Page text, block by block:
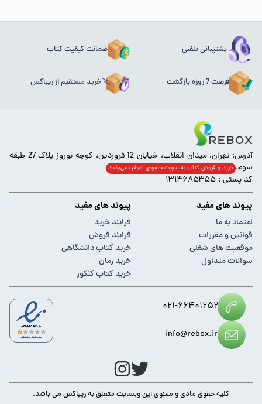
پشتیبانی تلفنی ضمانت کیفیت کتاب
فرصت 7 روزه بازگشت خرید مستقیم از ریباکس
آدرس: تهران، میدان انقلاب، خیابان 12 فروردین، کوچه نوروز پلاک 27 طبقه
سوم. خرید و فروش کتاب به صورت حضوری انجام‌ نمی‌پذیرد
کد پستی : ۱۳۱۴۶۸۵۳۵۵
پیوند های مفید
اعتماد به ما
قوانین و مقررات
موقعیت های شغلی
سوالات متداول
پیوند های مفید
فرایند خرید
فرایند فروش
خرید کتاب دانشگاهی
خرید رمان
خرید کتاب کنکور
۰۲۱-۶۶۴۰۱۲۵۲
info@rebox.ir
کلیه حقوق مادی و معنوی این وبسایت متعلق بهریباکس می باشد.